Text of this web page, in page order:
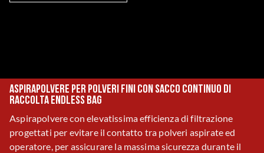
Aspirapolvere per polveri fini con sacco continuo di
raccolta Endless Bag
Aspirapolvere con elevatissima efficienza di filtrazione
progettati per evitare il contatto tra polveri aspirate ed
operatore, per assicurare la massima sicurezza durante il